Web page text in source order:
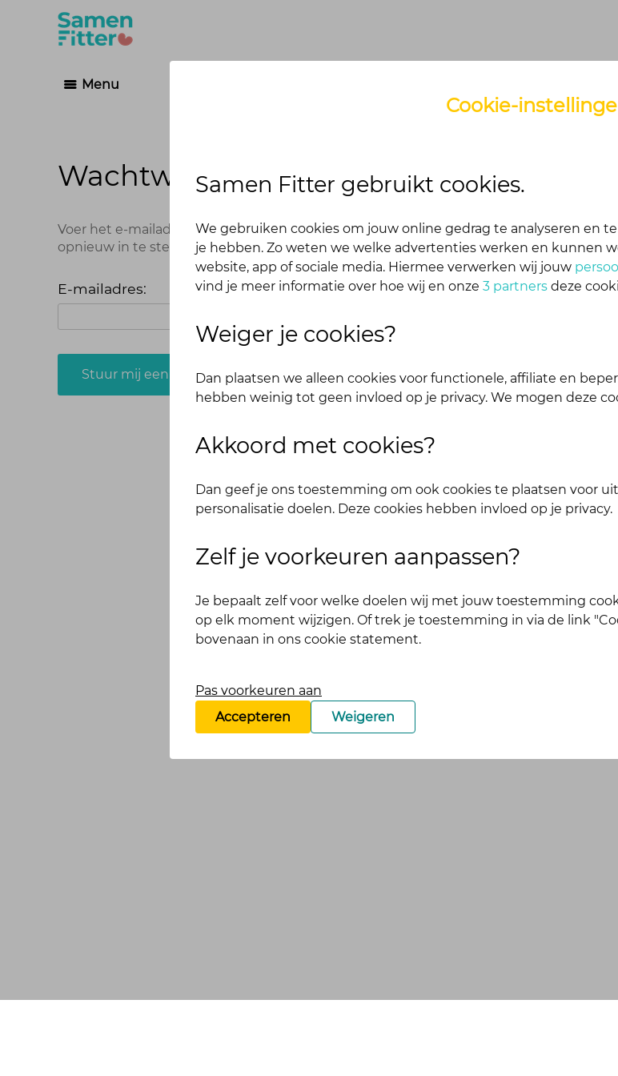
Menu
Wachtwoord vergeten?
Voer het e-mailadres in dat je hebt gebruikt bij het aanmaken van je account. Je
opnieuw in te stellen.
E-mailadres:
Stuur mij een e-mail
Cookie-
Samen Fitter gebruikt cookies.
We gebruiken cookies om jouw online gedrag te analyseren en
je hebben. Zo weten we welke advertenties werken en kunnen
website, app of sociale media. Hiermee verwerken wij jouw
vind je meer informatie over hoe wij en onze 3 partners deze
Weiger je cookies?
Dan plaatsen we alleen cookies voor functionele, affiliate en
hebben weinig tot geen invloed op je privacy. We mogen deze
Akkoord met cookies?
Dan geef je ons toestemming om ook cookies te plaatsen voor
personalisatie doelen. Deze cookies hebben invloed op je privacy.
Zelf je voorkeuren aanpassen?
Je bepaalt zelf voor welke doelen wij met jouw toestemming
op elk moment wijzigen. Of trek je toestemming in via de link
bovenaan in ons cookie statement.
Pas voorkeuren aan
Accepteren
Weigeren